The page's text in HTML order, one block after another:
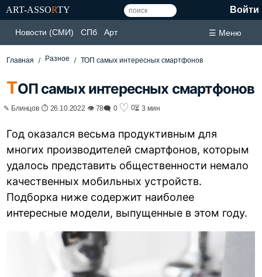
ART-ASSORTY Войти
Новости (СМИ) СПб Арт ☰ Меню
Главная Разное ТОП самых интересных смартфонов
ТОП самых интересных смартфонов
✎ Блинцов ⏱ 26.10.2022 👁 78🗨 0 ♡ 0⏳ 3 мин
Год оказался весьма продуктивным для
многих производителей смартфонов, которым
удалось представить общественности немало
качественных мобильных устройств.
Подборка ниже содержит наиболее
интересные модели, выпущенные в этом году.